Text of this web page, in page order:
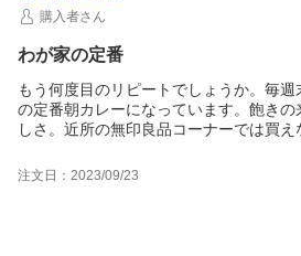
購入者さん
わが家の定番
もう何度目のリピートでしょうか。毎
の定番朝カレーになっています。飽き
しさ。近所の無印良品コーナーでは買え
注文日：2023/09/23